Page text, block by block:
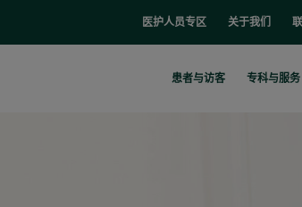
医护人员专区 关于我们
患者与访客
专科与服务